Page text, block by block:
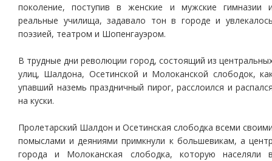
поколение, поступив в женские и мужские гимназии
реальные училища, задавало тон в городе и
поэзией, театром и Шопенгауэром.
В трудные дни революции город, состоящий из
улиц, Шалдона, Осетинской и Молоканской слободок,
упавший наземь праздничный пирог, расслоился и
на куски.
Пролетарский Шалдон и Осетинская слободка всеми
помыслами и деяниями примкнули к большевикам, а
города и Молоканская слободка, которую населяли